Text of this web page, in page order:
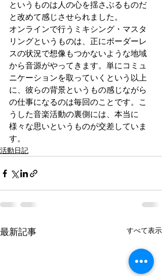
というものは人の心を揺さぶるものだ
と改めて感じさせられました。
オンラインで行うミキシング・マスタ
リングというものは、正にボーダーレ
スの状況で想像もつかないような地域
から音源がやってきます。単にコミュ
ニケーションを取っていくという以上
に、彼らの背景というもの感じながら
の仕事になるのは毎回のことです。こ
うした音楽活動の裏側には、本当に
様々な思いというものが交差していま
す。
活動日記
最新記事 すべて表示